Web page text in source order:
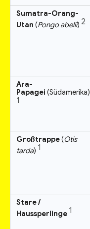
Sumatra-Orang-
Utan (Pongo abelii) 2
Ara-
Papagei (Südamerika)
1
Großtrappe(Otis
tarda) 1
Stare /
Haussperlinge 1